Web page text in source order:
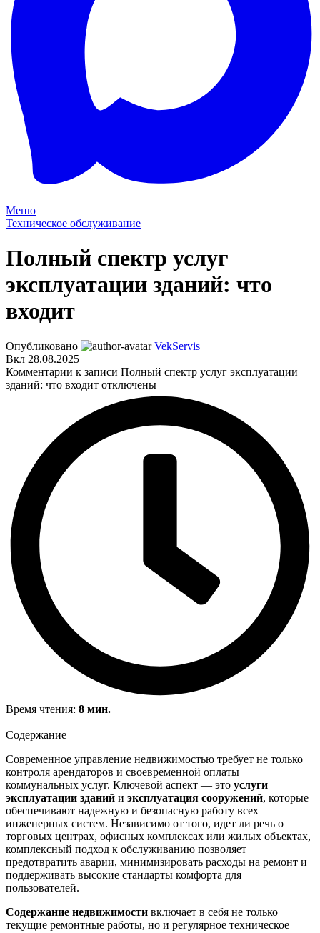
Меню
Техническое обслуживание
Полный спектр услуг
эксплуатации зданий: что
входит
Опубликовано
VekServis
Вкл 28.08.2025
Комментарии к записи Полный спектр услуг эксплуатации
зданий: что входит отключены
Время чтения: 8 мин.
Содержание
Современное управление недвижимостью требует не только
контроля арендаторов и своевременной оплаты
коммунальных услуг. Ключевой аспект — это услуги
эксплуатации зданий и эксплуатация сооружений, которые
обеспечивают надежную и безопасную работу всех
инженерных систем. Независимо от того, идет ли речь о
торговых центрах, офисных комплексах или жилых объектах,
комплексный подход к обслуживанию позволяет
предотвратить аварии, минимизировать расходы на ремонт и
поддерживать высокие стандарты комфорта для
пользователей.
Содержание недвижимости включает в себя не только
текущие ремонтные работы, но и регулярное техническое